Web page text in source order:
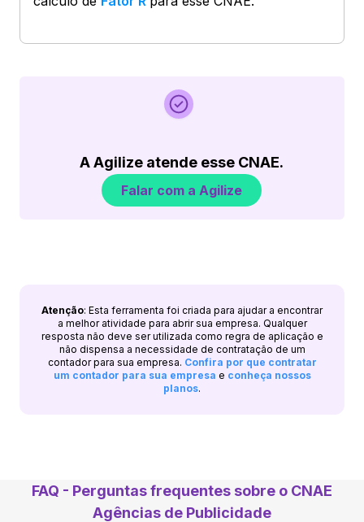
A Agilize atende esse CNAE.
Falar com a Agilize
Atenção: Esta ferramenta foi criada para ajudar a encontrar
a melhor atividade para abrir sua empresa. Qualquer
resposta não deve ser utilizada como regra de aplicação e
não dispensa a necessidade de contratação de um
contador para sua empresa. Confira por que contratar
um contador para sua empresa e conheça nossos
planos.
FAQ - Perguntas frequentes sobre o CNAE
Agências de Publicidade